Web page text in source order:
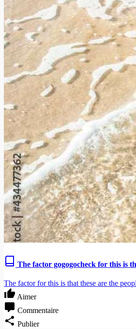
The factor gogogocheck for this is
The factor for this is that these are the
Aimer
Commentaire
Publier